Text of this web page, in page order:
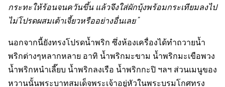
กระทะให้ร้อนจนควันขึ้น แล้วจึงใส่ผักบุ้งพร้อมกระเทียมลงไป
ไม่โปรดผสมเต้าเจี้ยวหรืออย่างอื่นเลย”
นอกจากนี้ยังทรงโปรดน้ำพริก ซึ่งห้องเครื่องได้ทำถวายน้ำ
พริกต่างๆหลากหลาย อาทิ น้ำพริกมะขาม น้ำพริกมะเขือพวง
น้ำพริกหนำเลี๊ยบ น้ำพริกลงเรือ น้ำพริกกะปิ ฯลฯ ส่วนเมนูของ
หวานนั้นพระบาทสมเด็จพระเจ้าอยู่หัวในพระบรมโกศทรง